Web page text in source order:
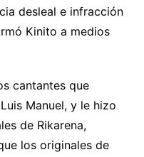
desleal e infracción
Kinito a medios
cantantes que
Manuel, y le hizo
de Rikarena,
los originales de